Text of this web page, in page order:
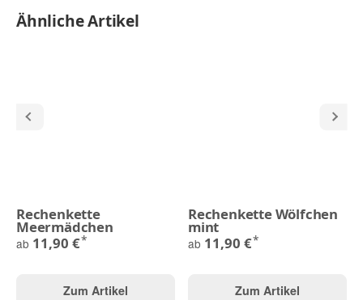
Ähnliche Artikel
Rechenkette
Meermädchen
ab 11,90 €*
Zum Artikel
Rechenkette Wölfchen
mint
ab 11,90 €*
Zum Artikel